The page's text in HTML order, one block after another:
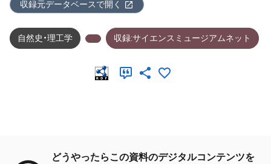
収録元データベースで開く
自然史・理工学 収録:サイエンスミュージアムネット
どうやったらこの資料のデジタルコンテンツを